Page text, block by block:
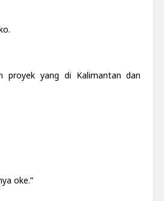
proyek yang di Kalimantan dan
oke.”